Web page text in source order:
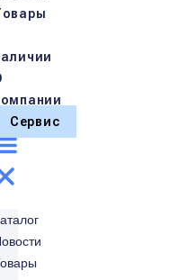
Сервис